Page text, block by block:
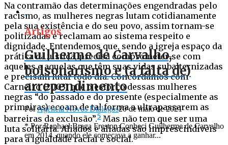
Na contramão das determinações engendradas pelo
racismo, as mulheres negras lutam cotidianamente
pela sua existência e do seu povo, assim tornam-se
politizadas e reclamam ao sistema respeito e
dignidade. Entendemos que, sendo a igreja espaço da
prática da justiça, precisa comprometer-se com
aqueles e aquelas que têm suas vidas subalternizadas
e precisam lutar todo dia. Concordamos com
Carneiro (2003) que o esforço dessas mulheres
negras “do passado e do presente (especialmente as
primeiras) ecoam de tal forma a ultrapassarem as
barreiras da exclusão”.5 Mas não tem que ser uma
luta solitária. Aliados e aliadas são imprescindíveis
para a igualdade racial e social.
Artigos
Guilherme de Carvalho,
bolsonarismo e (a falta de)
arrependimento
PorAgência Novos Diálogos20 de maio de 2021
* Por Raphael Braga Freston Conheci Guilherme de Carvalho
em 2014, quando ele começava a ganhar...